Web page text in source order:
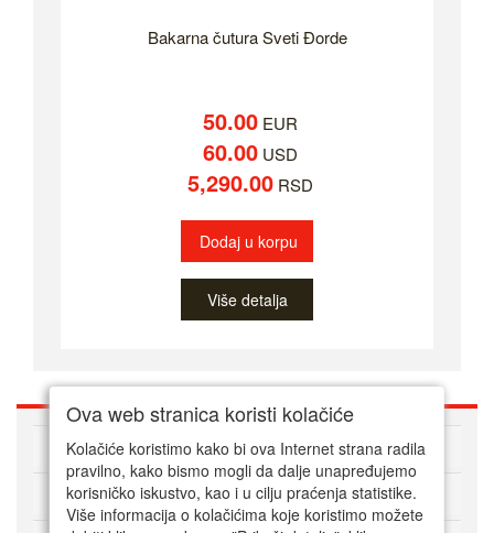
Bakarna čutura Sveti Đorde
50.00EUR
60.00USD
5,290.00RSD
Dodaj u korpu
Više detalja
O nama
Kako kupovati online
Ova web stranica koristi kolačiće
Kolačiće koristimo kako bi ova Internet strana radila
pravilno, kako bismo mogli da dalje unapređujemo
korisničko iskustvo, kao i u cilju praćenja statistike.
Više informacija o kolačićima koje koristimo možete